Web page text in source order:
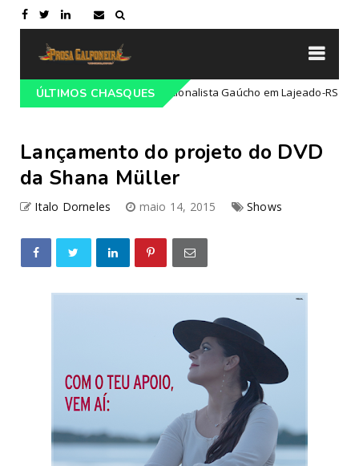
ÚLTIMOS CHASQUES
do 68º Congresso Tradicionalista Gaúcho em Lajeado-RS
Lançamento do projeto do DVD
da Shana Müller
Italo Dorneles maio 14, 2015 Shows